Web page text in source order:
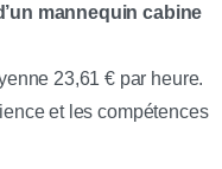
mannequin cabine
23,61 € par heure.
et les compétences